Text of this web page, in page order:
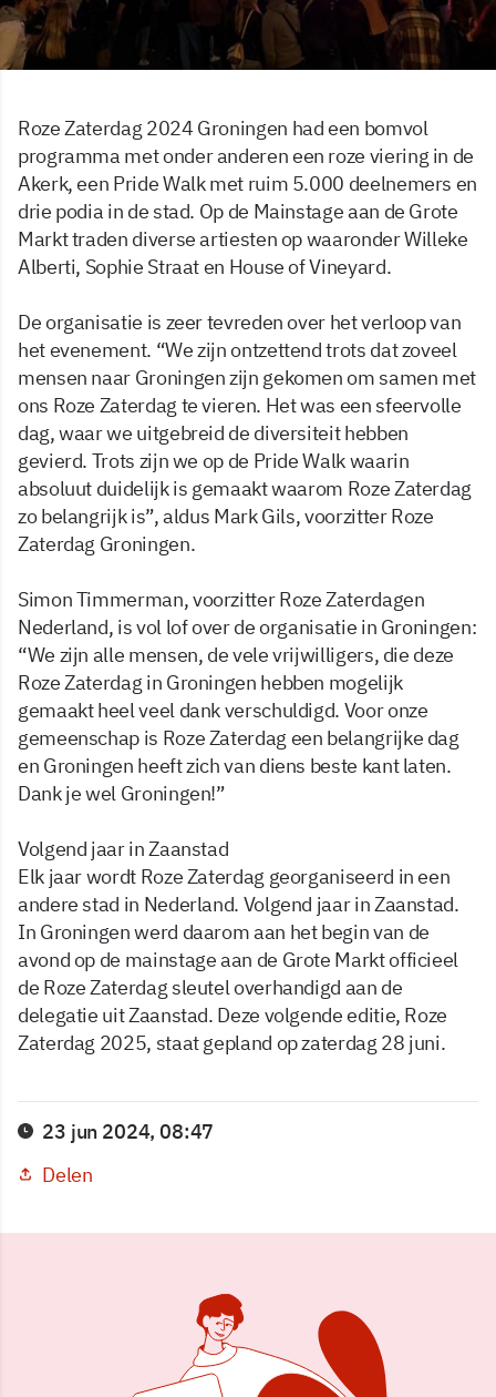
Roze Zaterdag 2024 Groningen had een bomvol
programma met onder anderen een roze viering in de
Akerk, een Pride Walk met ruim 5.000 deelnemers en
drie podia in de stad. Op de Mainstage aan de Grote
Markt traden diverse artiesten op waaronder Willeke
Alberti, Sophie Straat en House of Vineyard.
De organisatie is zeer tevreden over het verloop van
het evenement. “We zijn ontzettend trots dat zoveel
mensen naar Groningen zijn gekomen om samen met
ons Roze Zaterdag te vieren. Het was een sfeervolle
dag, waar we uitgebreid de diversiteit hebben
gevierd. Trots zijn we op de Pride Walk waarin
absoluut duidelijk is gemaakt waarom Roze Zaterdag
zo belangrijk is”, aldus Mark Gils, voorzitter Roze
Zaterdag Groningen.
Simon Timmerman, voorzitter Roze Zaterdagen
Nederland, is vol lof over de organisatie in Groningen:
“We zijn alle mensen, de vele vrijwilligers, die deze
Roze Zaterdag in Groningen hebben mogelijk
gemaakt heel veel dank verschuldigd. Voor onze
gemeenschap is Roze Zaterdag een belangrijke dag
en Groningen heeft zich van diens beste kant laten.
Dank je wel Groningen!”
Volgend jaar in Zaanstad
Elk jaar wordt Roze Zaterdag georganiseerd in een
andere stad in Nederland. Volgend jaar in Zaanstad.
In Groningen werd daarom aan het begin van de
avond op de mainstage aan de Grote Markt officieel
de Roze Zaterdag sleutel overhandigd aan de
delegatie uit Zaanstad. Deze volgende editie, Roze
Zaterdag 2025, staat gepland op zaterdag 28 juni.
23 jun 2024, 08:47
Delen